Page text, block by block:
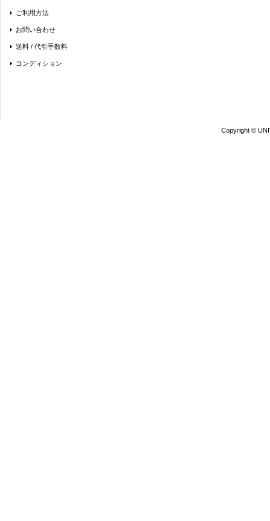
ご利用方法
お問い合わせ
送料 / 代引手数料
コンディション
Copyright ©